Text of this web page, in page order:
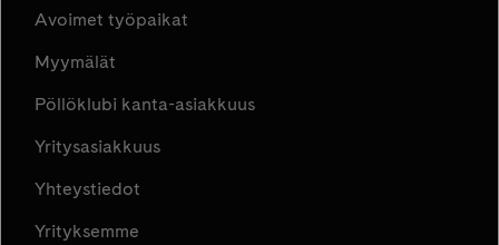
Avoimet työpaikat
Myymälät
Pöllöklubi kanta-asiakkuus
Yritysasiakkuus
Yhteystiedot
Yrityksemme